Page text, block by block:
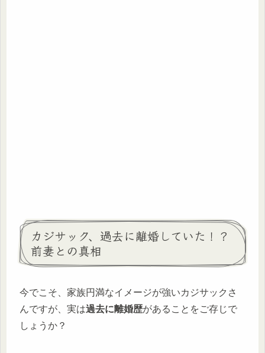
カジサック、過去に離婚していた！？
前妻との真相
今でこそ、家族円満なイメージが強いカジサックさ
んですが、実は過去に離婚歴があることをご存じで
しょうか？